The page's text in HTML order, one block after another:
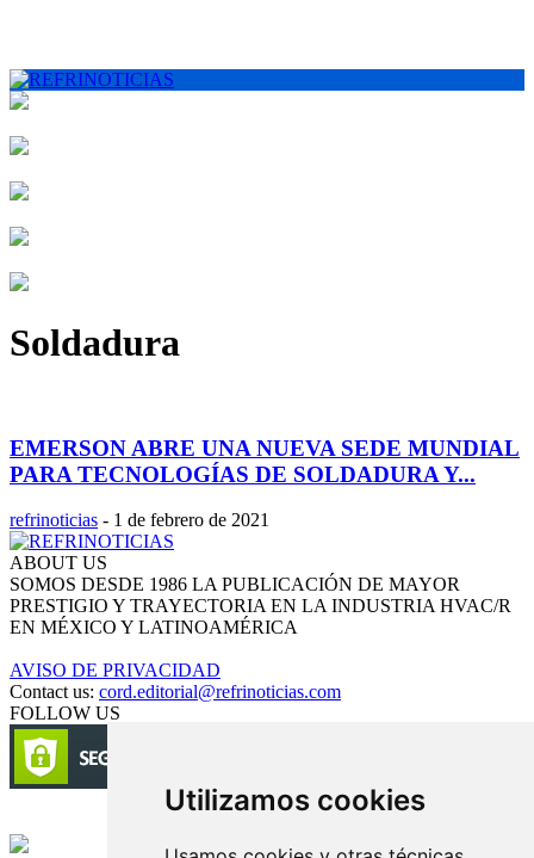
Utilizamos cookies
Soldadura
EMERSON ABRE UNA NUEVA SEDE MUNDIAL
PARA TECNOLOGÍAS DE SOLDADURA Y...
refrinoticias - 1 de febrero de 2021
ABOUT US
SOMOS DESDE 1986 LA PUBLICACIÓN DE MAYOR
PRESTIGIO Y TRAYECTORIA EN LA INDUSTRIA HVAC/R
EN MÉXICO Y LATINOAMÉRICA
AVISO DE PRIVACIDAD
Contact us: cord.editorial@refrinoticias.com
FOLLOW US